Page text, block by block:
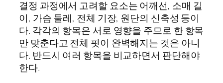
결정 과정에서 고려할 요소는 어깨선, 소매 길
이, 가슴 둘레, 전체 기장, 원단의 신축성 등이
다. 각각의 항목은 서로 영향을 주므로 한 항목
만 맞춘다고 전체 핏이 완벽해지는 것은 아니
다. 반드시 여러 항목을 비교하면서 판단해야
한다.